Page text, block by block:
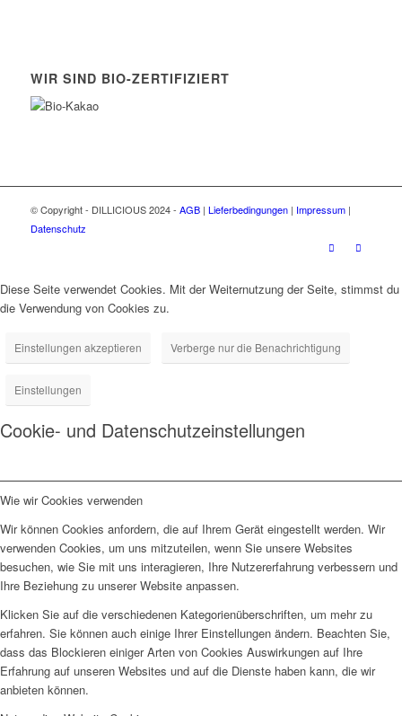
WIR SIND BIO-ZERTIFIZIERT
© Copyright - DILLICIOUS 2024 - AGB| Lieferbedingungen| Impressum|
Datenschutz
Diese Seite verwendet Cookies. Mit der Weiternutzung der Seite, stimmst du
die Verwendung von Cookies zu.
Einstellungen akzeptieren Verberge nur die Benachrichtigung
Einstellungen
Cookie- und Datenschutzeinstellungen
Wie wir Cookies verwenden
Wir können Cookies anfordern, die auf Ihrem Gerät eingestellt werden. Wir
verwenden Cookies, um uns mitzuteilen, wenn Sie unsere Websites
besuchen, wie Sie mit uns interagieren, Ihre Nutzererfahrung verbessern und
Ihre Beziehung zu unserer Website anpassen.
Klicken Sie auf die verschiedenen Kategorienüberschriften, um mehr zu
erfahren. Sie können auch einige Ihrer Einstellungen ändern. Beachten Sie,
dass das Blockieren einiger Arten von Cookies Auswirkungen auf Ihre
Erfahrung auf unseren Websites und auf die Dienste haben kann, die wir
anbieten können.